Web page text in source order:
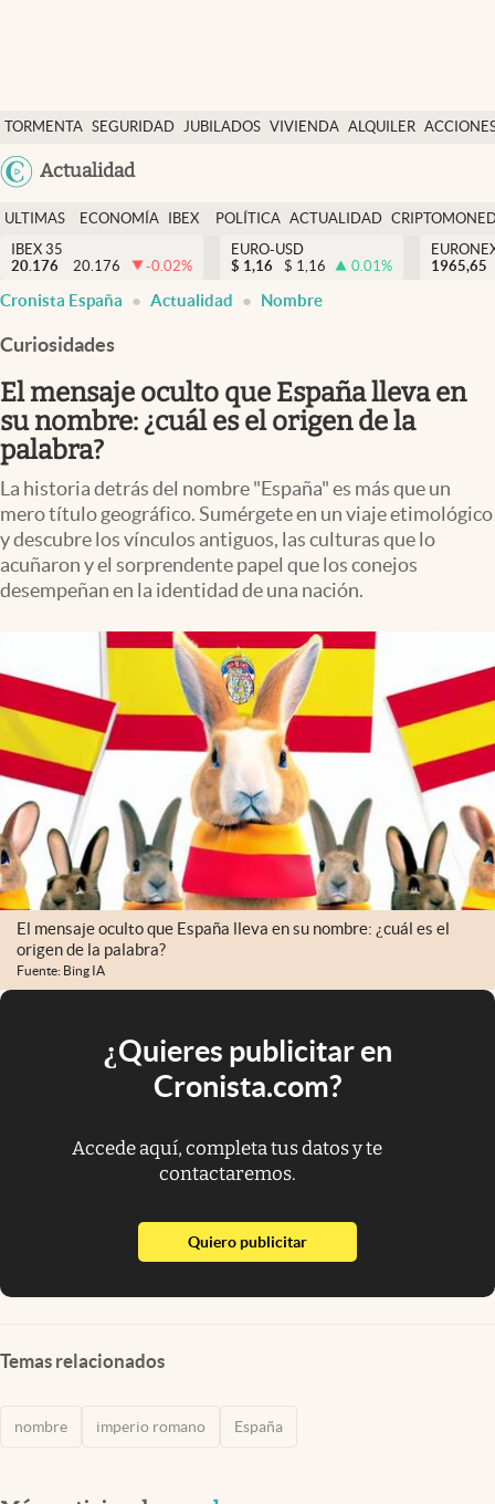
TORMENTA SEGURIDAD JUBILADOS VIVIENDA ALQUILER
USA
Actualidad
Economía y finanzas
Política
Actualidad
Criptomonedas
España
ULTIMAS
NOTICIAS
ECONOMÍA
FINANZAS
IBEX
EURO
POLÍTICA ACTUALIDAD
IBEX 35
20.176
20.176 -0.02%
EURO-USD
$ 1,16 $ 1,16 0.01%
1965,65
Cronista España Actualidad Nombre
Curiosidades
El mensaje oculto que España lleva en
su nombre: ¿cuál es el origen de la
palabra?
La historia detrás del nombre "España" es más que un
mero título geográfico. Sumérgete en un viaje etimológico
y descubre los vínculos antiguos, las culturas que lo
acuñaron y el sorprendente papel que los conejos
desempeñan en la identidad de una nación.
El mensaje oculto que España lleva en su nombre: ¿cuál es el
origen de la palabra?
Fuente: Bing IA
¿Quieres publicitar en
Cronista.com?
Accede aquí, completa tus datos y te
contactaremos.
Quiero publicitarabre en nueva pestaña
Temas relacionados
nombre imperio romano España